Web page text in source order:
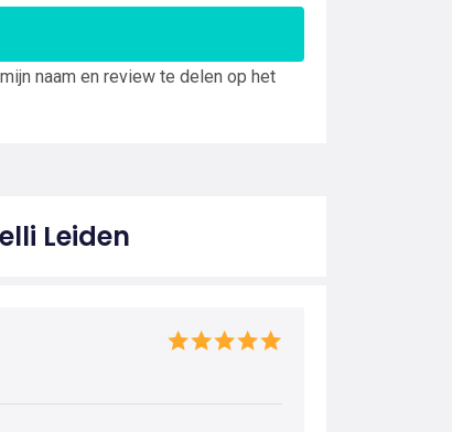
naam en review te delen op het
Leiden